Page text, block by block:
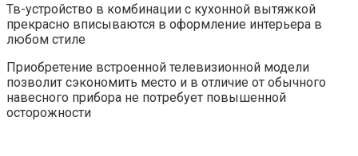
Тв-устройство в комбинации с кухонной вытяжкой
прекрасно вписываются в оформление интерьера в
любом стиле
Приобретение встроенной телевизионной модели
позволит сэкономить место и в отличие от обычного
навесного прибора не потребует повышенной
осторожности